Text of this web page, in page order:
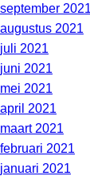
september 2021
augustus 2021
juli 2021
juni 2021
mei 2021
april 2021
maart 2021
februari 2021
januari 2021